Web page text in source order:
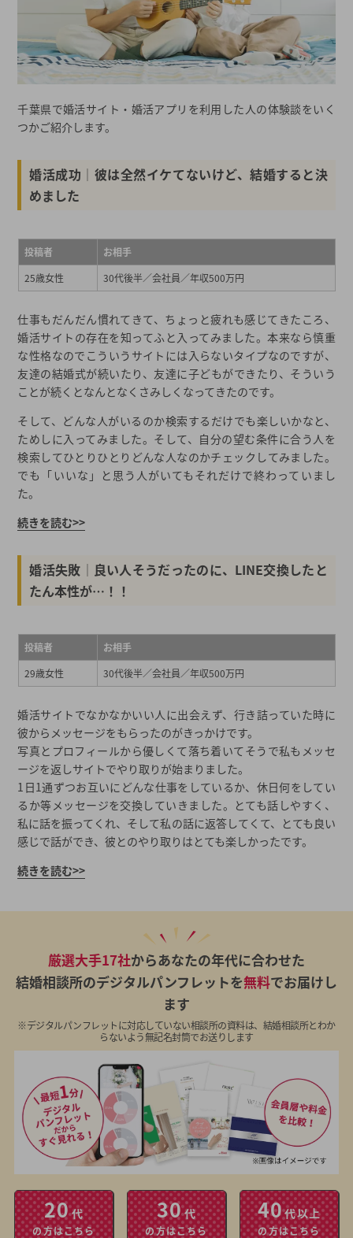
千葉県で婚活サイト・婚活アプリを利用した人の体験談をいく
つかご紹介します。
婚活成功│彼は全然イケてないけど、結婚すると決
めました
投稿者
お相手
25歳女性
30代後半／会社員／年収500万円
仕事もだんだん慣れてきて、ちょっと疲れも感じてきたころ、
婚活サイトの存在を知ってふと入ってみました。本来なら慎重
な性格なのでこういうサイトには入らないタイプなのですが、
友達の結婚式が続いたり、友達に子どもができたり、そういう
ことが続くとなんとなくさみしくなってきたのです。
そして、どんな人がいるのか検索するだけでも楽しいかなと、
ためしに入ってみました。そして、自分の望む条件に合う人を
検索してひとりひとりどんな人なのかチェックしてみました。
でも「いいな」と思う人がいてもそれだけで終わっていまし
た。
続きを読む>>
婚活失敗│良い人そうだったのに、LINE交換したと
たん本性が…！！
投稿者
お相手
29歳女性
30代後半／会社員／年収500万円
婚活サイトでなかなかいい人に出会えず、行き詰っていた時に
彼からメッセージをもらったのがきっかけです。
写真とプロフィールから優しくて落ち着いてそうで私もメッセ
ージを返しサイトでやり取りが始まりました。
1日1通ずつお互いにどんな仕事をしているか、休日何をしてい
るか等メッセージを交換していきました。とても話しやすく、
私に話を振ってくれ、そして私の話に返答してくて、とても良い
感じで話ができ、彼とのやり取りはとても楽しかったです。
続きを読む>>
厳選大手17社からあなたの年代に合わせた
結婚相談所のデジタルパンフレットを無料でお届けし
ます
※デジタルパンフレットに対応していない相談所の資料は、結婚相談所とわか
らないよう無記名封筒でお送りします
20代
の方はこちら
30代
の方はこちら
40代以上
の方はこちら